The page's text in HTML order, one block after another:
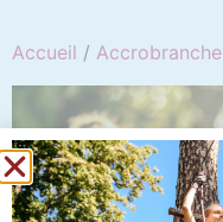
Accueil / Accrobranche